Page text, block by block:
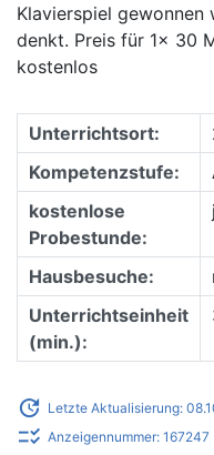
Klavierspiel gewonnen
denkt. Preis für 1x 30
kostenlos
Unterrichtsort:
Kompetenzstufe:
kostenlose
Probestunde:
Hausbesuche:
Unterrichtseinheit
(min.):
update Letzte Aktualisierung:
checklist_rtl Anzeigennummer: 167247